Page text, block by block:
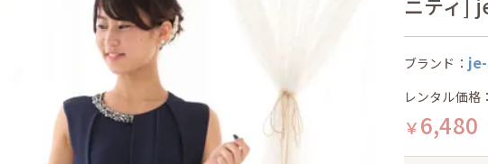
ブランド：
レンタル価格
￥6,480